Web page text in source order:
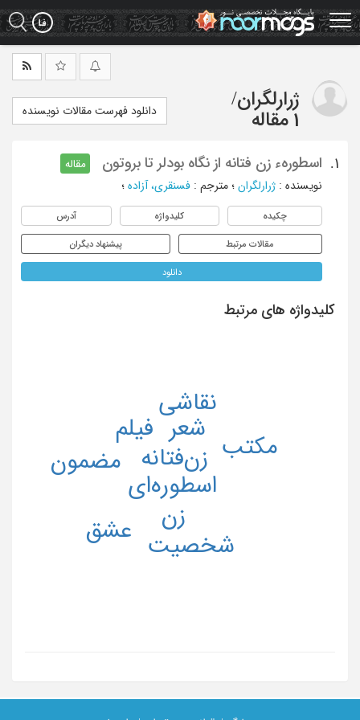
Skip
to
main
ژرارلگران/
1 مقاله
دانلود فهرست مقالات نویسنده
1. اسطورهء زن فتانه از نگاه بودلر تا بروتون
مقاله
نویسنده : ژرارلگران ؛ مترجم : فسنقری، آزاده ؛
چکیده کلیدواژه آدرس
مقالات مرتبط پیشنهاد دیگران
دانلود
کلیدواژه های مرتبط
اسطوره‌ای
زن
زن‌فتانه
شخصیت
شعر
عشق
فیلم
مضمون
مکتب
نقاشی